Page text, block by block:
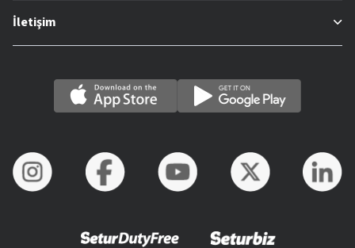
İletişim